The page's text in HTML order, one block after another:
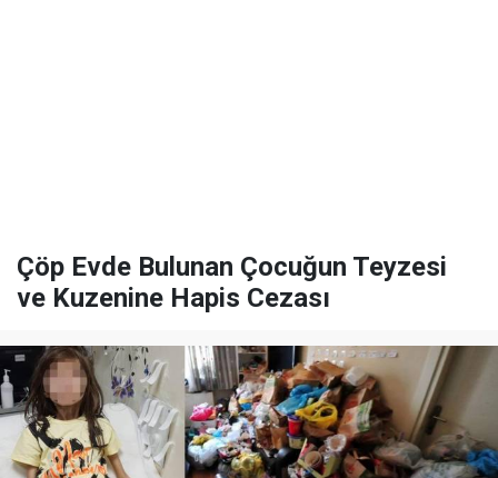
Çöp Evde Bulunan Çocuğun Teyzesi
ve Kuzenine Hapis Cezası